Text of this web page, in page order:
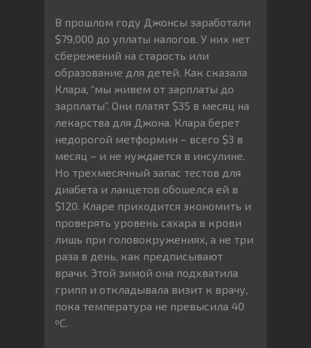
В прошлом году Джонсы заработали
$79,000 до уплаты налогов. У них нет
сбережений на старость или
образование для детей. Как сказала
Клара, “мы живем от зарплаты до
зарплаты”. Они платят $35 в месяц на
лекарства для Джона. Клара берет
недорогой метформин – всего $3 в
месяц – и не нуждается в инсулине.
Но трехмесячный запас тестов для
диабета и ланцетов обошелся ей в
$120. Кларе приходится экономить и
проверять уровень сахара в крови
лишь при головокружениях, а не три
раза в день, как предписывают
врачи. Этой зимой она подхватила
грипп и откладывала визит к врачу,
пока температура не превысила 40
ºC.